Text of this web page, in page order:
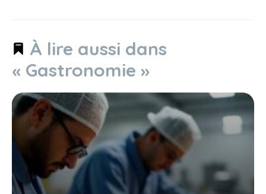
À lire aussi dans
« Gastronomie »